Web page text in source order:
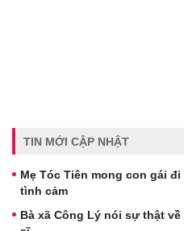
TIN MỚI CẬP NHẬT
Mẹ Tóc Tiên mong con gái
tình cảm
Bà xã Công Lý nói sự thật